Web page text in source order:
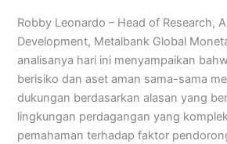
Robby Leonardo – Head of Research,
Development, Metalbank Global
analisanya hari ini menyampaikan
berisiko dan aset aman sama-sama
dukungan berdasarkan alasan yang
lingkungan perdagangan yang
pemahaman terhadap faktor